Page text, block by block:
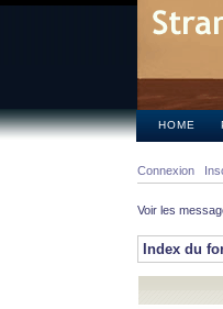
HOME
Connexion
Voir les
Index du